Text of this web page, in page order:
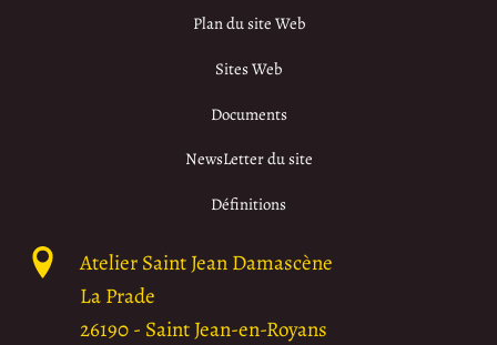
Plan du site Web
Sites Web
Documents
NewsLetter du site
Définitions
Atelier Saint Jean Damascène
La Prade
26190- Saint Jean-en-Royans